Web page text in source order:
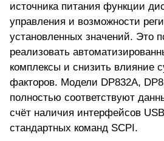
источника питания функции
управления и возможности
установленных значений. Это
реализовать
комплексы и снизить влияние
факторов. Модели DP832A,
полностью соответствуют
счёт наличия интерфейсов
стандартных команд SCPI.